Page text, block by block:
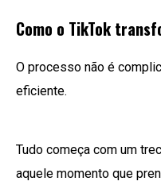
Como o TikTok
O processo não é
eficiente.
Tudo começa com um
aquele momento que